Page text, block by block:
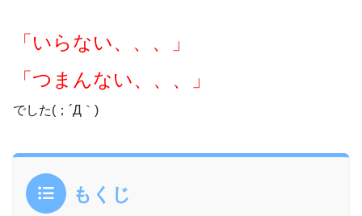
「いらない、、、」
「つまんない、、、」
でした(；´Д｀)
もくじ